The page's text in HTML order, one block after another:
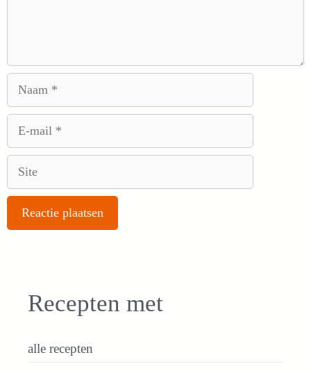
Recepten met
alle recepten